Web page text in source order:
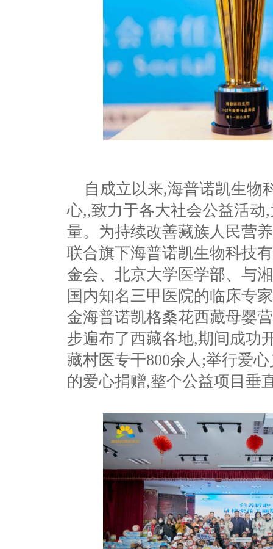
自成立以来,海普诺凯生物
心,,致力于各大社会公益活
量。为持续改善藏族人民营
联合旗下海普诺凯生物科技
金会、北京大学医学部、与
国内知名三甲医院的临床专
金海普诺凯格桑花西藏母婴
步遍布了西藏各地,期间成功
藏村医专干800余人;举行爱
的爱心捐赠,整个公益项目垂